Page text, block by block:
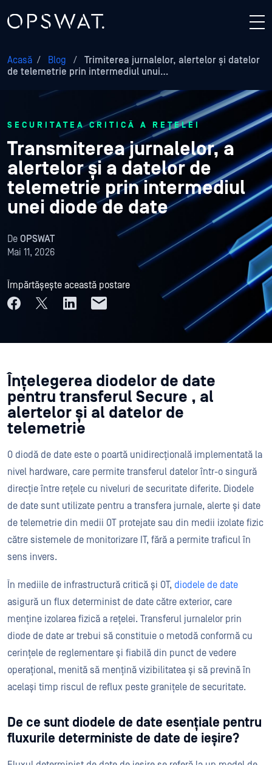
Acasă / Blog /
Trimiterea jurnalelor, alertelor și datelor
de telemetrie prin intermediul unui…
SECURITATEA CRITICĂ A REȚELEI
Transmiterea jurnalelor, a
alertelor și a datelor de
telemetrie prin intermediul
unei diode de date
De OPSWAT
Mai 11, 2026
Împărtășește această postare
Înțelegerea diodelor de date
pentru transferul Secure , al
alertelor și al datelor de
telemetrie
O diodă de date este o poartă unidirecțională implementată la
nivel hardware, care permite transferul datelor într-o singură
direcție între rețele cu niveluri de securitate diferite. Diodele
de date sunt utilizate pentru a transfera jurnale, alerte și date
de telemetrie din medii OT protejate sau din medii izolate fizic
către sistemele de monitorizare IT, fără a permite traficul în
sens invers.
În mediile de infrastructură critică și OT, diodele de date
asigură un flux determinist de date către exterior, care
menține izolarea fizică a rețelei. Transferul jurnalelor prin
diode de date ar trebui să constituie o metodă conformă cu
cerințele de reglementare și fiabilă din punct de vedere
operațional, menită să mențină vizibilitatea și să prevină în
același timp riscul de reflux peste granițele de securitate.
De ce sunt diodele de date esențiale pentru
fluxurile deterministe de date de ieșire?